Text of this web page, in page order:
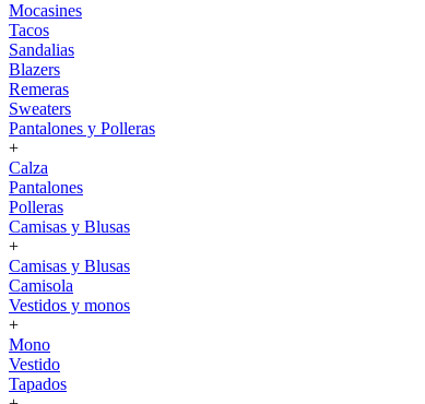
Mocasines
Tacos
Sandalias
Blazers
Remeras
Sweaters
Pantalones y Polleras
+
Calza
Pantalones
Polleras
Camisas y Blusas
+
Camisas y Blusas
Camisola
Vestidos y monos
+
Mono
Vestido
Tapados